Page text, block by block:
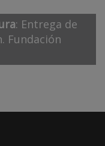
: Entrega de
Fundación